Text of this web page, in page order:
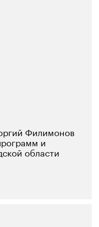
Филимонов
и
области